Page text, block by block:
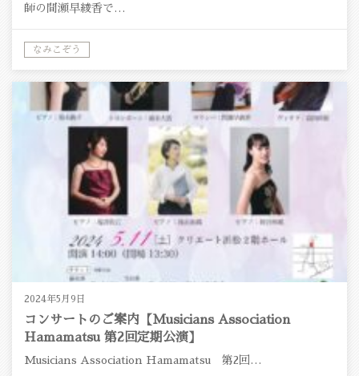
師の間瀬早綾香で…
なみこぞう
2024年5月9日
コンサートのご案内【Musicians Association
Hamamatsu 第2回定期公演】
Musicians Association Hamamatsu 第2回…